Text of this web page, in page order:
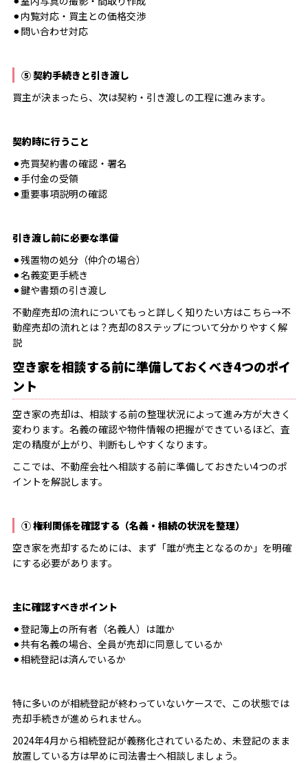
⚫︎内覧対応・買主との価格交渉
⚫︎問い合わせ対応
⑤ 契約手続きと引き渡し
買主が決まったら、次は契約・引き渡しの工程に進みます。
契約時に行うこと
⚫︎売買契約書の確認・署名
⚫︎手付金の受領
⚫︎重要事項説明の確認
引き渡し前に必要な準備
⚫︎残置物の処分（仲介の場合）
⚫︎名義変更手続き
⚫︎鍵や書類の引き渡し
不動産売却の流れについてもっと詳しく知りたい方はこちら→不
動産売却の流れとは？売却の8ステップについて分かりやすく解
説
空き家を相談する前に準備しておくべき4つのポイ
ント
空き家の売却は、相談する前の整理状況によって進み方が大きく
変わります。名義の確認や物件情報の把握ができているほど、査
定の精度が上がり、判断もしやすくなります。
ここでは、不動産会社へ相談する前に準備しておきたい4つのポ
イントを解説します。
① 権利関係を確認する（名義・相続の状況を整理）
空き家を売却するためには、まず「誰が売主となるのか」を明確
にする必要があります。
主に確認すべきポイント
⚫︎登記簿上の所有者（名義人）は誰か
⚫︎共有名義の場合、全員が売却に同意しているか
⚫︎相続登記は済んでいるか
特に多いのが相続登記が終わっていないケースで、この状態では
売却手続きが進められません。
2024年4月から相続登記が義務化されているため、未登記のまま
放置している方は早めに司法書士へ相談しましょう。